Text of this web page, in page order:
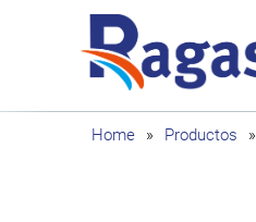
Home » Productos »